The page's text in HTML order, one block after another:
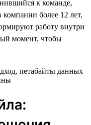
к команде,
более 12 лет,
работу внутри
момент, чтобы